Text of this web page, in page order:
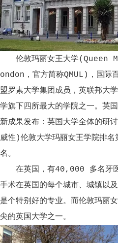
伦敦玛丽女王大学
ondon，官方简称QMUL)，国际
盟罗素大学集团成员，英联邦大
学旗下四所最大的学院之一。英
新成果发布：英国大学全体的研
威性)伦敦大学玛丽女王学院排
名。
在英国，有40,000 多名牙医
手术在英国的每个城市、城镇以
是个特别好的专业。而伦敦玛丽
尖的英国大学之一。